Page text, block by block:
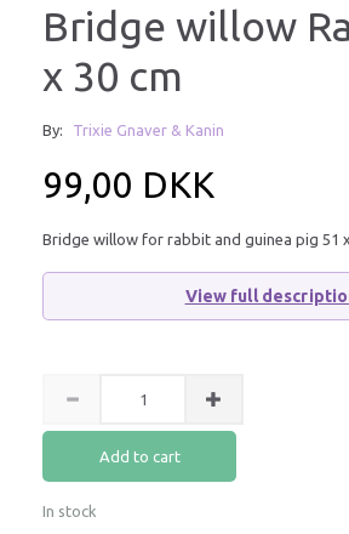
Bridge willow
x 30 cm
By: Trixie Gnaver & Kanin
99,00 DKK
Bridge willow for rabbit and guinea pig 51
View full
Add to cart
In stock